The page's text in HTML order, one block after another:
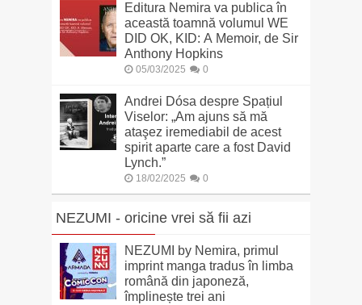
Editura Nemira va publica în
această toamnă volumul WE
DID OK, KID: A Memoir, de Sir
Anthony Hopkins
05/03/2025 0
Andrei Dósa despre Spațiul
Viselor: „Am ajuns să mă
ataşez iremediabil de acest
spirit aparte care a fost David
Lynch.”
18/02/2025 0
NEZUMI - oricine vrei să fii azi
NEZUMI by Nemira, primul
imprint manga tradus în limba
română din japoneză,
împlinește trei ani